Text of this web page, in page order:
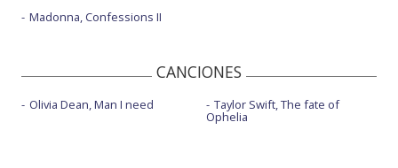
Madonna, Confessions II
CANCIONES
Olivia Dean, Man I need Taylor Swift, The fate of
Ophelia